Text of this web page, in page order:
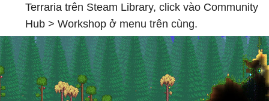
Terraria trên Steam Library, click vào Community
Hub > Workshop ở menu trên cùng.